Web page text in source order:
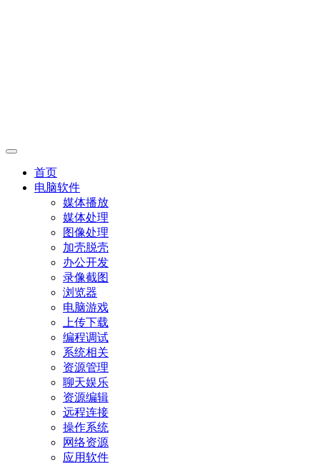
首页
电脑软件
媒体播放
媒体处理
图像处理
加壳脱壳
办公开发
录像截图
浏览器
电脑游戏
上传下载
编程调试
系统相关
资源管理
聊天娱乐
资源编辑
远程连接
操作系统
网络资源
应用软件